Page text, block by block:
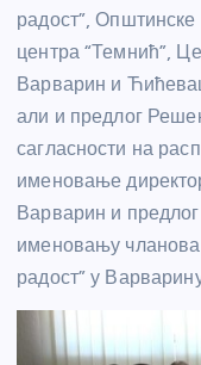
радост”,
центра “Темнић”,
Варварин и
али и предлог
сагласности на
именовање
Варварин и
именовању
радост” у